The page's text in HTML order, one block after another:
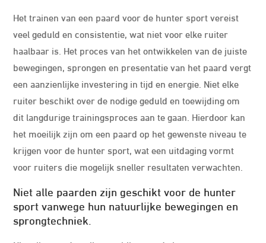
Het trainen van een paard voor de hunter sport vereist
veel geduld en consistentie, wat niet voor elke ruiter
haalbaar is. Het proces van het ontwikkelen van de juiste
bewegingen, sprongen en presentatie van het paard vergt
een aanzienlijke investering in tijd en energie. Niet elke
ruiter beschikt over de nodige geduld en toewijding om
dit langdurige trainingsproces aan te gaan. Hierdoor kan
het moeilijk zijn om een paard op het gewenste niveau te
krijgen voor de hunter sport, wat een uitdaging vormt
voor ruiters die mogelijk sneller resultaten verwachten.
Niet alle paarden zijn geschikt voor de hunter
sport vanwege hun natuurlijke bewegingen en
sprongtechniek.